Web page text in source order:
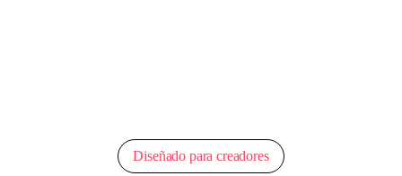
Diseñado para creadores